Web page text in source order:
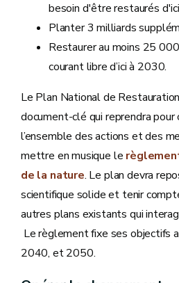
besoin d'être restaurés
Planter 3 milliards
Restaurer au moins 25 000
courant libre d’ici à 2030.
Le Plan National de
document-clé qui reprendra
l’ensemble des actions et des
mettre en musique le
de la nature. Le plan devra
scientifique solide et tenir
autres plans existants qui
Le règlement fixe ses objectifs
2040, et 2050.